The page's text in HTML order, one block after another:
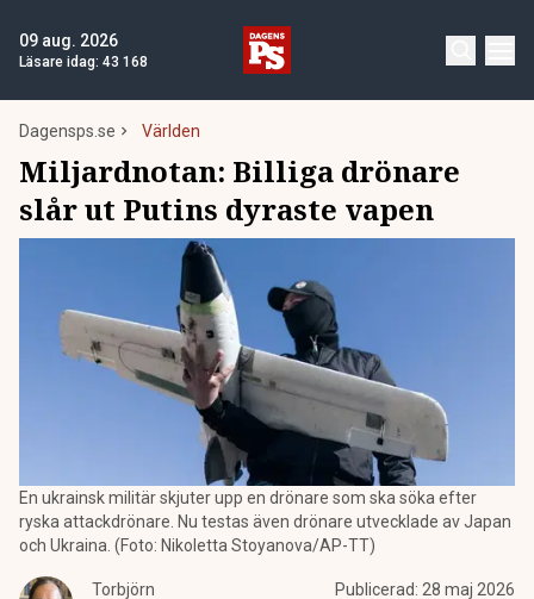
09 aug. 2026
Läsare idag: 43 168
Dagensps.se Världen
Miljardnotan: Billiga drönare
slår ut Putins dyraste vapen
En ukrainsk militär skjuter upp en drönare som ska söka efter
ryska attackdrönare. Nu testas även drönare utvecklade av Japan
och Ukraina. (Foto: Nikoletta Stoyanova/AP-TT)
Torbjörn
Publicerad: 28 maj 2026